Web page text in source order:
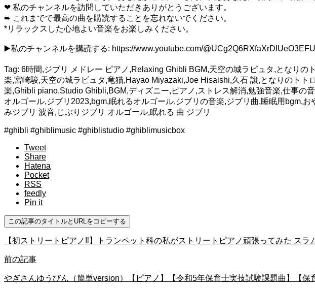
❤ 私のチャンネルを訪問していただきありがとうございます。
➨ これまでで最高の曲を購読することを忘れないでください。
*リラックスした心地よい音楽をお楽しみください。
▶️私のチャンネルを購読する: https://www.youtube.com/
Tag: 6時間,ジブリ メドレー ピアノ,Relaxing Ghibli BGM,天空の城ラピュタ,となり
楽,宮崎駿,天空の城ラピュタ,竜猫,Hayao Miyazaki,Joe Hisaishi,久石 譲,となりのト
楽,Ghibli piano,Studio Ghibli,BGM,ディズニー,ピアノ,ストレス解消,勉強音楽,仕事の
オルゴール,ジブリ2023,bgm,眠れるオルゴール,ジブリの音楽,ジブリ曲,睡眠用bgm,
みジブリ 波音,じぶりジブリ オルゴール,眠れる 曲 ジブリ
#ghibli #ghiblimusic #ghiblistudio #ghiblimusicbox
Tweet
Share
Hatena
Pocket
RSS
feedly
Pin it
この記事のタイトルとURLをコピーする
【初ストリートピアノ‼️】トランペット科の私がストリートピアノ頑張ってみた ス
前の記事
やぎさんゆうびん（簡単version）【ピアノ】【令和5年保育士実技試験課題曲】【